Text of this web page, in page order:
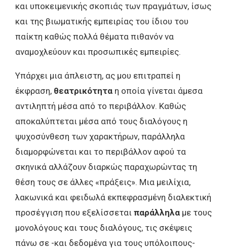
και υποκειμενικής σκοπιάς των πραγμάτων, ίσως
και της βιωματικής εμπειρίας του ίδιου του
παίκτη καθώς πολλά θέματα πιθανόν να
αναμοχλεύουν και προσωπικές εμπειρίες.
Υπάρχει μια άπλειστη, ας μου επιτραπεί η
έκφραση, θεατρικότητα η οποία γίνεται άμεσα
αντιληπτή μέσα από το περιβάλλον. Καθώς
αποκαλύπτεται μέσα από τους διαλόγους η
ψυχοσύνθεση των χαρακτήρων, παράλληλα
διαμορφώνεται και το περιβάλλον αφού τα
σκηνικά αλλάζουν διαρκώς παραχωρώντας τη
θέση τους σε άλλες «πράξεις». Μια μειλίχια,
λακωνικά και φειδωλά εκπεφρασμένη διαλεκτική
προσέγγιση που εξελίσσεται παράλληλα με τους
μονολόγους και τους διαλόγους, τις σκέψεις
πάνω σε -και δεδομένα για τους υπόλοιπους-